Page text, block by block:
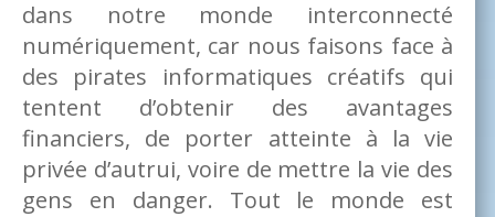
dans notre monde interconnecté
numériquement, car nous faisons face à
des pirates informatiques créatifs qui
tentent d’obtenir des avantages
financiers, de porter atteinte à la vie
privée d’autrui, voire de mettre la vie des
gens en danger. Tout le monde est